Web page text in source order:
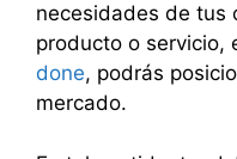
necesidades de tus
producto o servicio,
done, podrás
mercado.